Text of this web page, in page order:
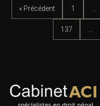
« Précédent 1
137